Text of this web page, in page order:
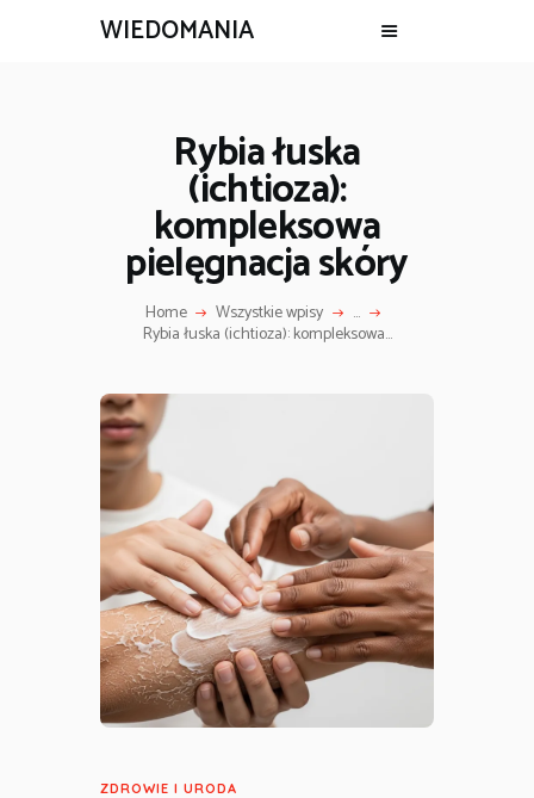
WIEDOMANIA
Rybia łuska
(ichtioza):
kompleksowa
pielęgnacja skóry
Home Wszystkie wpisy ...
Rybia łuska (ichtioza): kompleksowa...
ZDROWIE I URODA